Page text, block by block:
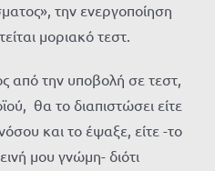
την ενεργοποίηση
μοριακό τεστ.
από την υποβολή σε τεστ,
θα το διαπιστώσει είτε
και το έψαξε, είτε -το
μου γνώμη- διότι